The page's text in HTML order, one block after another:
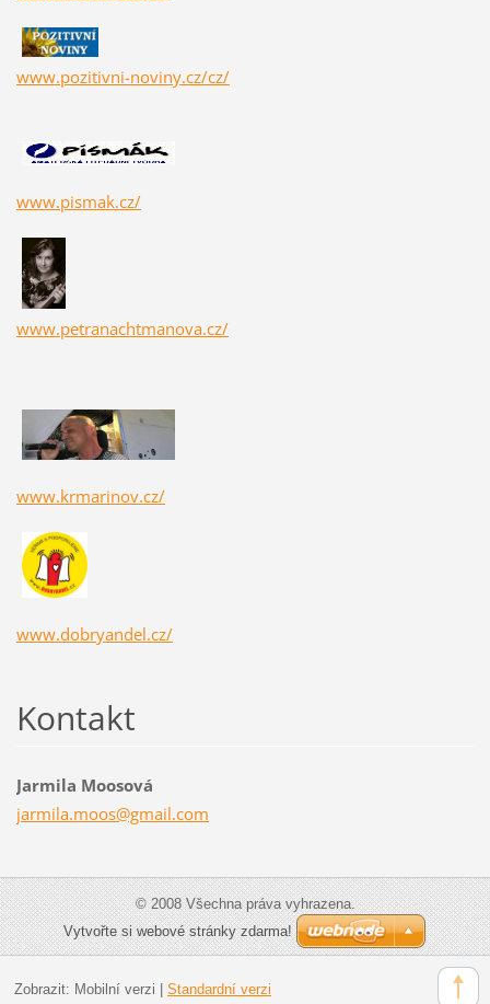
www.pozitivni-noviny.cz/cz/
www.pismak.cz/
www.petranachtmanova.cz/
www.krmarinov.cz/
www.dobryandel.cz/
Kontakt
Jarmila Moosová
jarmila.moos@gmail.com
© 2008 Všechna práva vyhrazena.
Vytvořte si webové stránky zdarma!
Zobrazit: Mobilní verzi | Standardní verzi